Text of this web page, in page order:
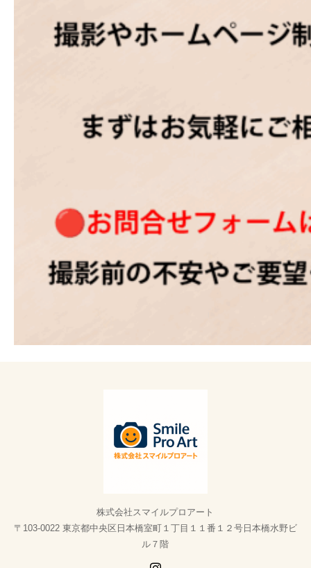
株式会社スマイルプロアート
〒103-0022 東京都中央区日本橋室町１丁目１１番１２号日本橋水野ビ
ル７階